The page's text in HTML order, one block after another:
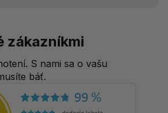
zákazníkmi
S nami sa o vašu
báť.